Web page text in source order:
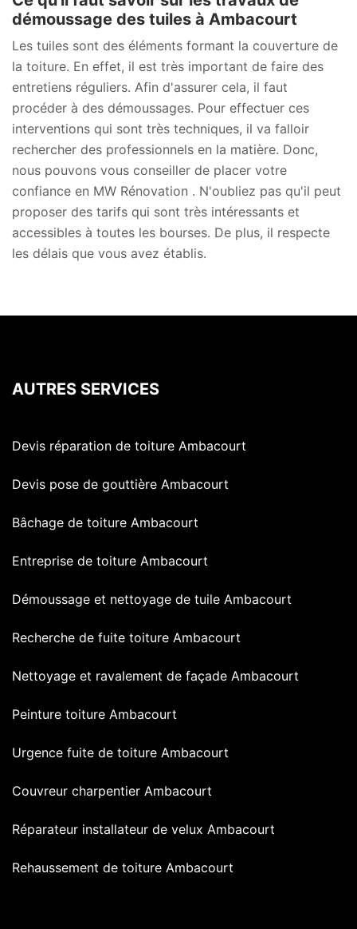
démoussage des tuiles à Ambacourt
Les tuiles sont des éléments formant la couverture de
la toiture. En effet, il est très important de faire des
entretiens réguliers. Afin d'assurer cela, il faut
procéder à des démoussages. Pour effectuer ces
interventions qui sont très techniques, il va falloir
rechercher des professionnels en la matière. Donc,
nous pouvons vous conseiller de placer votre
confiance en MW Rénovation . N'oubliez pas qu'il peut
proposer des tarifs qui sont très intéressants et
accessibles à toutes les bourses. De plus, il respecte
les délais que vous avez établis.
AUTRES SERVICES
Devis réparation de toiture Ambacourt
Devis pose de gouttière Ambacourt
Bâchage de toiture Ambacourt
Entreprise de toiture Ambacourt
Démoussage et nettoyage de tuile Ambacourt
Recherche de fuite toiture Ambacourt
Nettoyage et ravalement de façade Ambacourt
Peinture toiture Ambacourt
Urgence fuite de toiture Ambacourt
Couvreur charpentier Ambacourt
Réparateur installateur de velux Ambacourt
Rehaussement de toiture Ambacourt